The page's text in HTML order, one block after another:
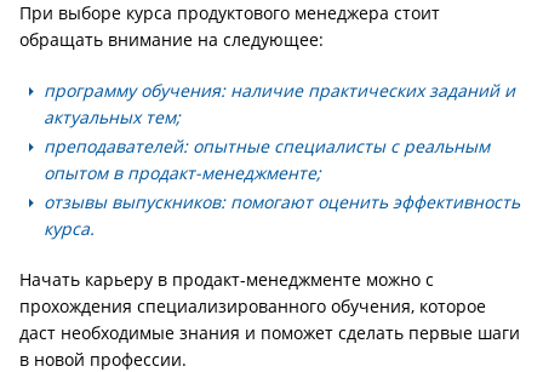
При выборе курса продуктового менеджера стоит
обращать внимание на следующее:
программу обучения: наличие практических заданий и
актуальных тем;
преподавателей: опытные специалисты с реальным
опытом в продакт-менеджменте;
отзывы выпускников: помогают оценить эффективность
курса.
Начать карьеру в продакт-менеджменте можно с
прохождения специализированного обучения, которое
даст необходимые знания и поможет сделать первые шаги
в новой профессии.